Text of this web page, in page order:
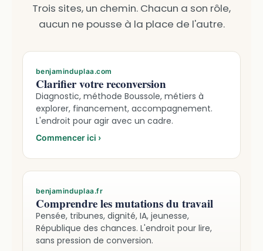
Trois sites, un chemin. Chacun a son rôle,
aucun ne pousse à la place de l'autre.
benjaminduplaa.com
Clarifier votre reconversion
Diagnostic, méthode Boussole, métiers à
explorer, financement, accompagnement.
L'endroit pour agir avec un cadre.
Commencer ici ›
benjaminduplaa.fr
Comprendre les mutations du travail
Pensée, tribunes, dignité, IA, jeunesse,
République des chances. L'endroit pour lire,
sans pression de conversion.